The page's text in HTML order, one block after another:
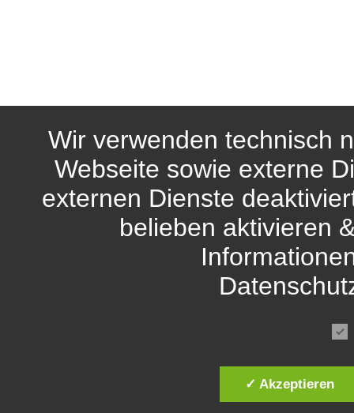
Wir verwenden technisch
Webseite sowie externe
externen Dienste
belieben aktivieren
✓ Akzeptieren